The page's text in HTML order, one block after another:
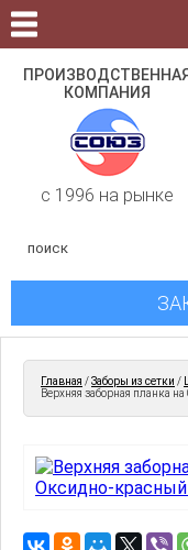
ПРОИЗВОДСТВЕННАЯ
КОМПАНИЯ
c 1996 на рынке
Главная /Заборы из сетки /
Верхняя заборная планка